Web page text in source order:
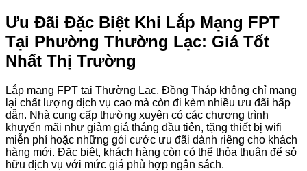
Ưu Đãi Đặc Biệt Khi Lắp Mạng FPT
Tại Phường Thường Lạc: Giá Tốt
Nhất Thị Trường
Lắp mạng FPT tại Thường Lạc, Đồng Tháp không chỉ mang
lại chất lượng dịch vụ cao mà còn đi kèm nhiều ưu đãi hấp
dẫn. Nhà cung cấp thường xuyên có các chương trình
khuyến mãi như giảm giá tháng đầu tiên, tặng thiết bị wifi
miễn phí hoặc những gói cước ưu đãi dành riêng cho khách
hàng mới. Đặc biệt, khách hàng còn có thể thỏa thuận để sở
hữu dịch vụ với mức giá phù hợp ngân sách.